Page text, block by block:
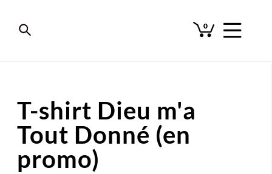
0
T-shirt Dieu m'a
Tout Donné (en
promo)